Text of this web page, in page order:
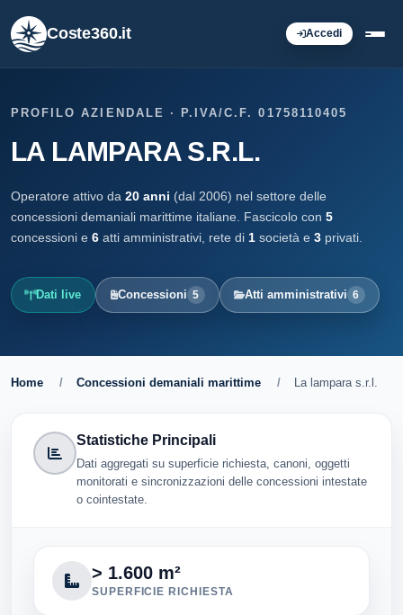
Coste360.it Accedi
PROFILO AZIENDALE · P.IVA/C.F. 01758110405
LA LAMPARA S.R.L.
Operatore attivo da 20 anni (dal 2006) nel settore delle
concessioni demaniali marittime italiane. Fascicolo con 5
concessioni e 6 atti amministrativi, rete di 1 società e 3 privati.
Dati live Concessioni 5 Atti amministrativi 6
Home / Concessioni demaniali marittime / La lampara s.r.l.
Statistiche Principali
Dati aggregati su superficie richiesta, canoni, oggetti
monitorati e sincronizzazioni delle concessioni intestate
o cointestate.
> 1.600 m²
SUPERFICIE RICHIESTA